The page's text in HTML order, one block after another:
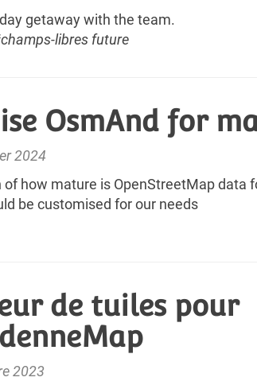
getaway with the team.
champs-libres future
OsmAnd for
2024
how mature is OpenStreetMap data
be customised for our needs
de tuiles pour
2023